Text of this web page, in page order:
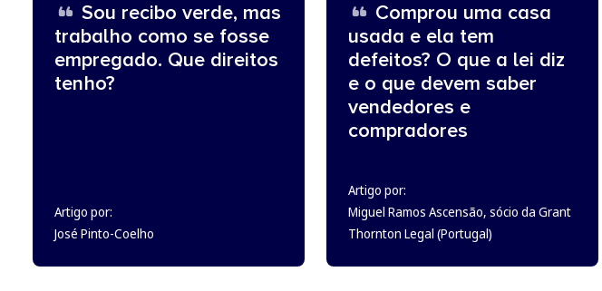
Sou recibo verde, mas
trabalho como se fosse
empregado. Que direitos
tenho?
Artigo por:
José Pinto-Coelho
Comprou uma casa
usada e ela tem
defeitos? O que a lei diz
e o que devem saber
vendedores e
compradores
Artigo por:
Miguel Ramos Ascensão, sócio da Grant
Thornton Legal (Portugal)